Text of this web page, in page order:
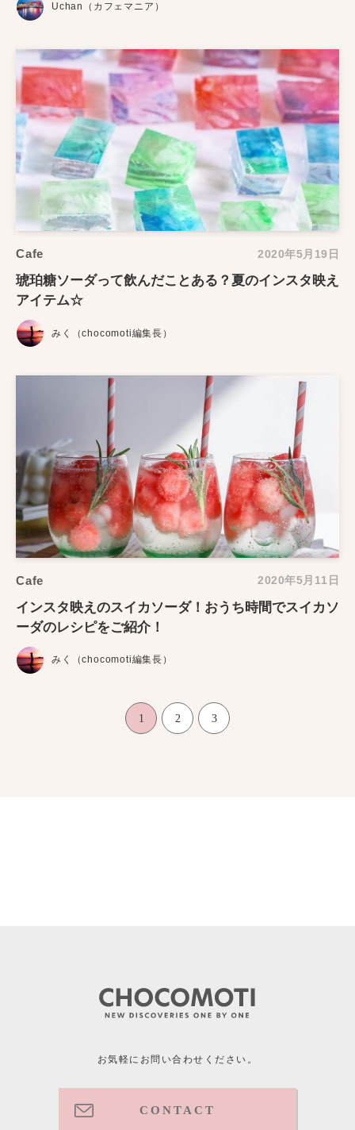
Uchan（カフェマニア）
Cafe 2020年5月19日
琥珀糖ソーダって飲んだことある？夏のインスタ映え
アイテム☆
みく（chocomoti編集長）
Cafe 2020年5月11日
インスタ映えのスイカソーダ！おうち時間でスイカソ
ーダのレシピをご紹介！
みく（chocomoti編集長）
1 2 3
お気軽にお問い合わせください。
CONTACT